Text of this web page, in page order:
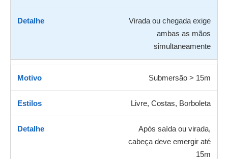
Virada ou chegada exige
ambas as mãos
simultaneamente
Submersão > 15m
Livre, Costas, Borboleta
Após saída ou virada,
cabeça deve emergir até
15m